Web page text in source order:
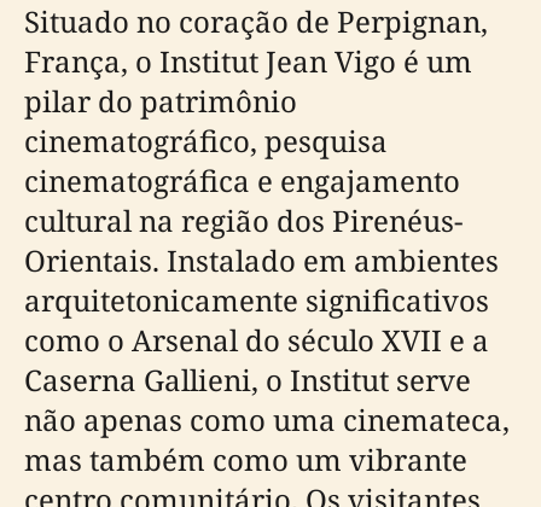
Situado no coração de Perpignan,
França, o Institut Jean Vigo é um
pilar do patrimônio
cinematográfico, pesquisa
cinematográfica e engajamento
cultural na região dos Pirenéus-
Orientais. Instalado em ambientes
arquitetonicamente significativos
como o Arsenal do século XVII e a
Caserna Gallieni, o Institut serve
não apenas como uma cinemateca,
mas também como um vibrante